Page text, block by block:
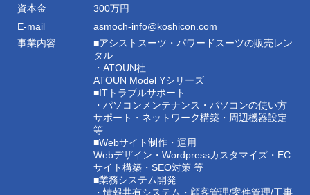
資本金
300万円
E-mail
asmoch-info@koshicon.com
事業内容
■アシストスーツ・パワードスーツの販売レン
タル
・ATOUN社
ATOUN Model Yシリーズ
■ITトラブルサポート
・パソコンメンテナンス・パソコンの使い方
サポート・ネットワーク構築・周辺機器設定
等
■Webサイト制作・運用
Webデザイン・Wordpressカスタマイズ・EC
サイト構築・SEO対策 等
■業務システム開発
・情報共有システム・顧客管理/案件管理/工事